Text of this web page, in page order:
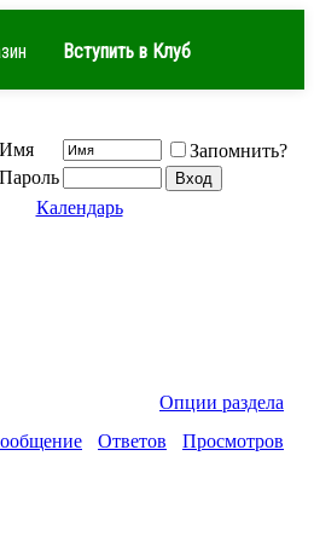
Вступить в Клуб
Имя
Запомнить?
Пароль
Календарь
Опции раздела
Ответов Просмотров